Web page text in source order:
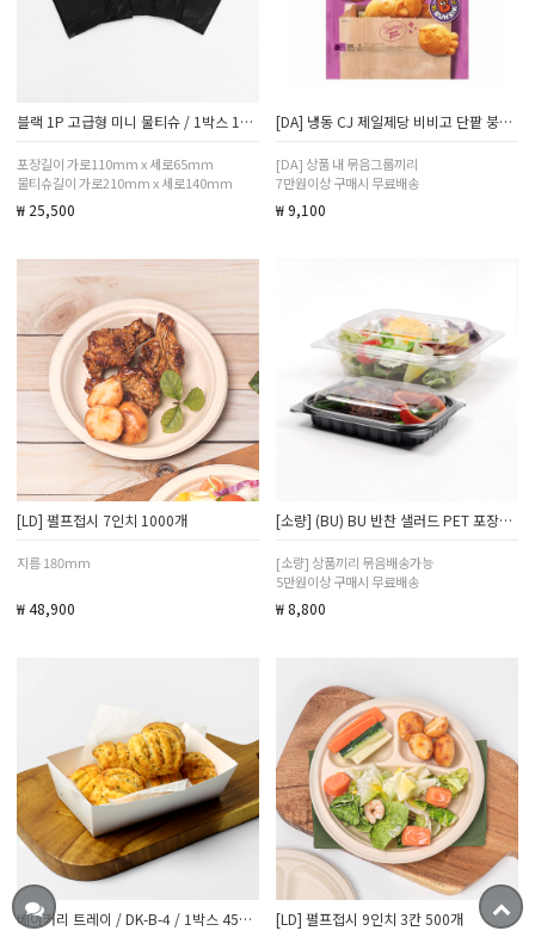
블랙 1P 고급형 미니 물티슈 / 1박스 1000개
포장길이 가로110mm x 세로65mm
물티슈길이 가로210mm x 세로140mm
₩ 25,500
[DA] 냉동 CJ 제일제당 비비고 단팥 붕어빵 300g
[DA] 상품 내 묶음그룹끼리
7만원이상 구매시 무료배송
₩ 9,100
[LD] 펄프접시 7인치 1000개
지름 180mm
₩ 48,900
[소량] (BU) BU 반찬 샐러드 PET 포장용기 블랙 투명 시리즈 바디+뚜껑 100세트
[소량] 상품끼리 묶음배송가능
5만원이상 구매시 무료배송
₩ 8,800
베이커리 트레이 / DK-B-4 / 1박스 450개 [LD] 펄프접시 9인치 3칸 500개